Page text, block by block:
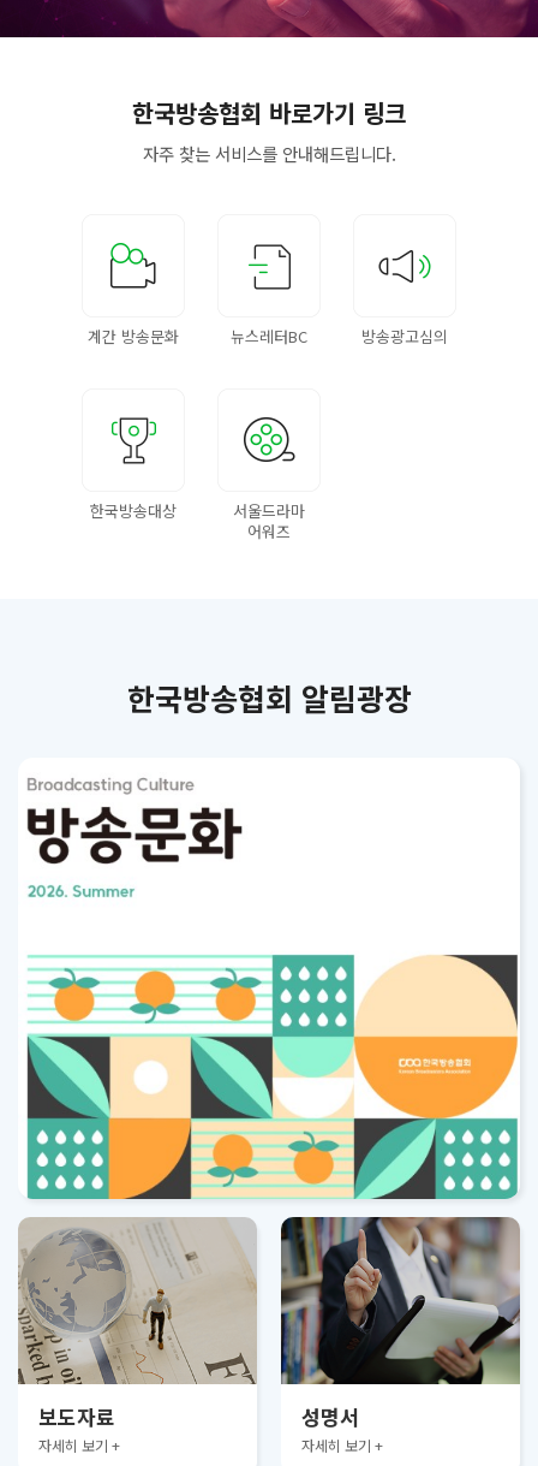
한국방송협회 바로가기 링크
자주 찾는 서비스를안내해드립니다.
계간 방송문화 뉴스레터BC 방송광고심의
한국방송대상
서울드라마
어워즈
한국방송협회 알림광장
보도자료
자세히 보기 +
성명서
자세히 보기 +